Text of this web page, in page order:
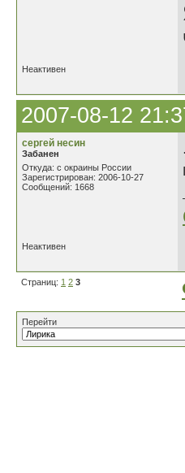
Неактивен
2007-08-12
сергей несин
Забанен
Откуда: с окраины России
Зарегистрирован: 2006-10-27
Сообщений: 1668
Неактивен
Страниц: 1 2 3
Перейти